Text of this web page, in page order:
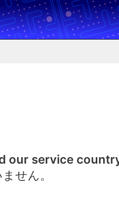
our service
せん。